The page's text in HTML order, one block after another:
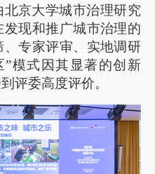
京大学城市治理研究
现和推广城市治理的
专家评审、实地调研
模式因其显著的创新
评委高度评价。